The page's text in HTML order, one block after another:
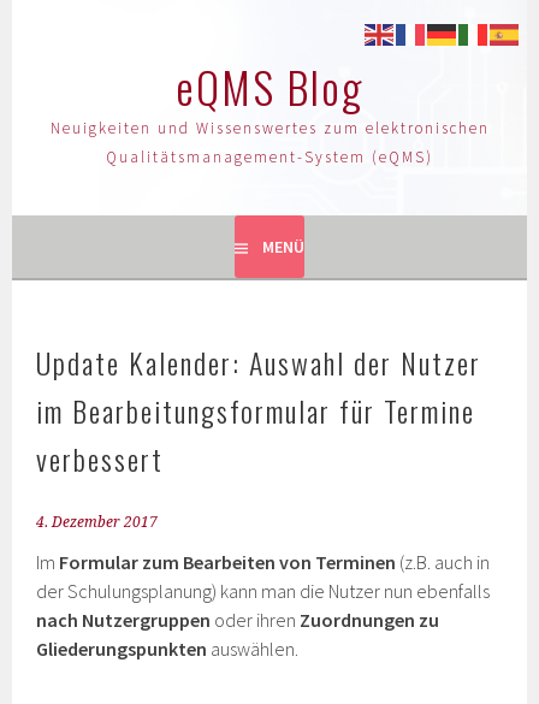
eQMS Blog
Neuigkeiten und Wissenswertes zum elektronischen
Qualitätsmanagement-System (eQMS)
MENÜ
Update Kalender: Auswahl der Nutzer
im Bearbeitungsformular für Termine
verbessert
4. Dezember 2017
Im Formular zum Bearbeiten von Terminen (z.B. auch in
der Schulungsplanung) kann man die Nutzer nun ebenfalls
nach Nutzergruppen oder ihren Zuordnungen zu
Gliederungspunkten auswählen.